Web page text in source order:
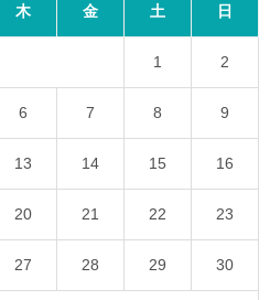
木 金 土 日
1 2
6 7 8 9
13 14 15 16
20 21 22 23
27 28 29 30